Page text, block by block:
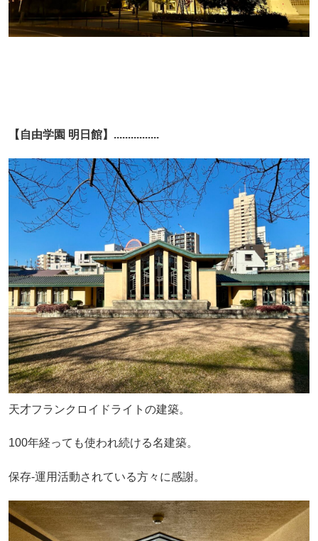
【自由学園 明日館】................
天才フランクロイドライトの建築。
100年経っても使われ続ける名建築。
保存-運用活動されている方々に感謝。